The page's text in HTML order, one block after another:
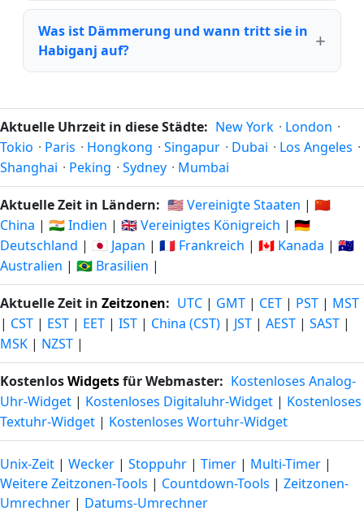
Was ist Dämmerung und wann tritt sie in
Habiganj auf?
Aktuelle Uhrzeit in diese Städte: New York · London ·
Tokio · Paris · Hongkong · Singapur · Dubai · Los Angeles ·
Shanghai · Peking · Sydney · Mumbai
Aktuelle Zeit in Ländern: 🇺🇸 Vereinigte Staaten | 🇨🇳
China | 🇮🇳 Indien | 🇬🇧 Vereinigtes Königreich | 🇩🇪
Deutschland | 🇯🇵 Japan | 🇫🇷 Frankreich | 🇨🇦 Kanada | 🇦🇺
Australien | 🇧🇷 Brasilien |
Aktuelle Zeit in Zeitzonen: UTC | GMT | CET | PST | MST
| CST | EST | EET | IST | China (CST) | JST | AEST | SAST |
MSK | NZST |
KostenlosWidgetsfür Webmaster: Kostenloses Analog-
Uhr-Widget | Kostenloses Digitaluhr-Widget | Kostenloses
Textuhr-Widget | Kostenloses Wortuhr-Widget
Unix-Zeit | Wecker | Stoppuhr | Timer | Multi-Timer |
Weitere Zeitzonen-Tools | Countdown-Tools | Zeitzonen-
Umrechner | Datums-Umrechner